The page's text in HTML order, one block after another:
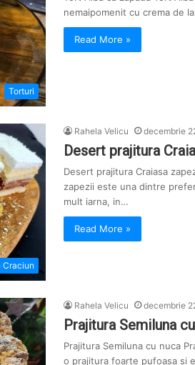
Torturi
nemaipomenit cu crema de
Read More »
Craciun
Rahela Velicu decembrie
Desert prajitura
Desert prajitura Craiasa
zapezii este una dintre
mult iarna, in…
Read More »
Rahela Velicu decembrie
Prajitura Semiluna
Prajitura Semiluna cu nuca
o prajitura foarte pufoasa si